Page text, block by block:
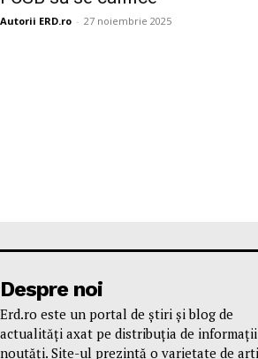
Autorii ERD.ro - 27 noiembrie 2025
Despre noi
Erd.ro este un portal de știri și blog de
actualități axat pe distribuția de
noutăți. Site-ul prezintă o varietate de